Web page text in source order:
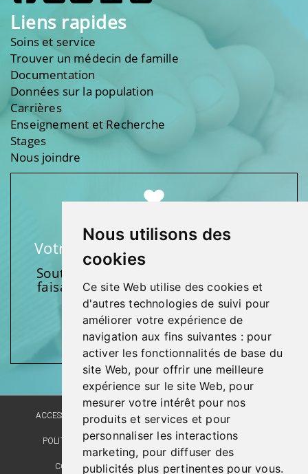
Nous utilisons des
cookies
Ce site Web utilise des cookies et
d'autres technologies de suivi pour
améliorer votre expérience de
navigation aux fins suivantes : pour
activer les fonctionnalités de base du
site Web, pour offrir une meilleure
expérience sur le site Web, pour
mesurer votre intérêt pour nos
produits et services et pour
personnaliser les interactions
marketing, pour diffuser des
publicités plus pertinentes pour vous.
Liens rapides
Soins et service
Trouver un médecin de famille
Documentation
Données sur la population
Carrières
Enseignement et Recherche
Stages
Nous joindre
Votre soutien fait une différence
Soutenez l’une de nos fondations en
faisant un don et en participant aux
activités.
Donnez généreusement!
ACCESSIBILITÉ PLAN DU SITE POLITIQUE LINGUISTIQUE
POLITIQUE DE CONFIDENTIALITÉ RÉALISATION DU SITE
COMMENTAIRES, SUGGESTIONS, REMERCIEMENTS